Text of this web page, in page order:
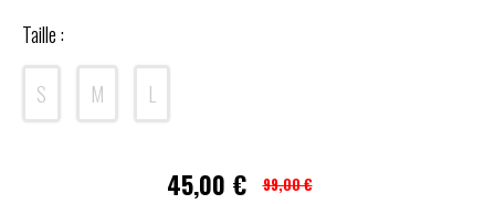
Taille :
S M L
45,00 € 99,00 €